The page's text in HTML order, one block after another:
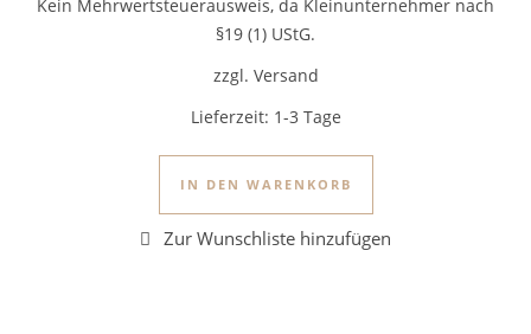
Kein Mehrwertsteuerausweis, da Kleinunternehmer nach
§19 (1) UStG.
zzgl. Versand
Lieferzeit: 1-3 Tage
IN DEN WARENKORB